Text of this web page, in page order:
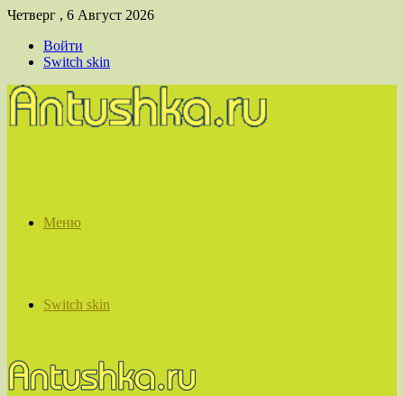
Четверг , 6 Август 2026
Войти
Switch skin
Меню
Switch skin